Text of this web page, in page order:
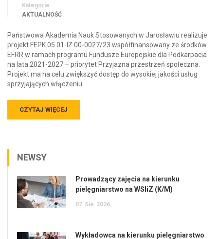
Kategorie
AKTUALNOŚĆ
Państwowa Akademia Nauk Stosowanych w Jarosławiu realizuje
projekt FEPK.05.01-IZ.00-0027/23 współfinansowany ze środków
EFRR w ramach programu Fundusze Europejskie dla Podkarpacia
na lata 2021-2027 – priorytet Przyjazna przestrzeń społeczna.
Projekt ma na celu zwiększyć dostęp do wysokiej jakości usług
sprzyjających włączeniu
CZYTAJ WIĘCEJ
NEWSY
Prowadzący zajęcia na kierunku
pielęgniarstwo na WSIiZ (K/M)
07 Sie 2026
Wykładowca na kierunku pielęgniarstwo